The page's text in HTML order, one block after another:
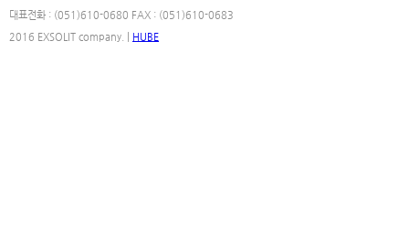
대표전화 : (051)610-0680 FAX : (051)610-0683
2016 EXSOLIT company. | HUBE